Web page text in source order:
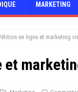
MARKETING
en ligne et marketing
et